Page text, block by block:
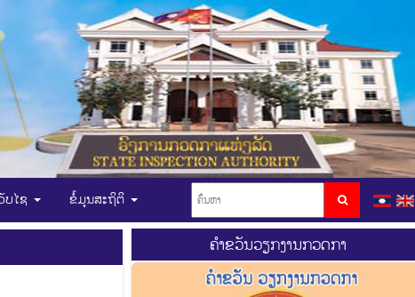
ບໄຊ ຂໍ້ມູນສະຖິຕິ
ຄຳຂວັນວຽກງານກວດກາ